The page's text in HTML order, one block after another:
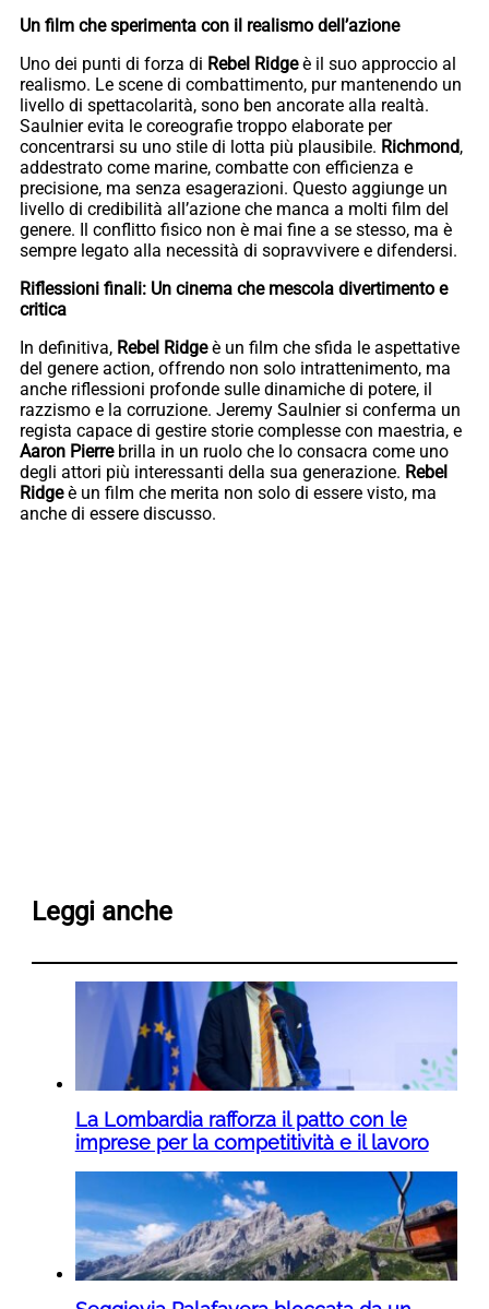
Un film che sperimenta con il realismo dell’azione
Uno dei punti di forza di Rebel Ridgeè il suo approccio al
realismo. Le scene di combattimento, pur mantenendo un
livello di spettacolarità, sono ben ancorate alla realtà.
Saulnier evita le coreografie troppo elaborate per
concentrarsi su uno stile di lotta più plausibile. Richmond,
addestrato come marine, combatte con efficienza e
precisione, ma senza esagerazioni. Questo aggiunge un
livello di credibilità all’azione che manca a molti film del
genere. Il conflitto fisico non è mai fine a se stesso, ma è
sempre legato alla necessità di sopravvivere e difendersi.
Riflessioni finali: Un cinema che mescola divertimento e
critica
In definitiva, Rebel Ridgeè un film che sfida le aspettative
del genere action, offrendo non solo intrattenimento, ma
anche riflessioni profonde sulle dinamiche di potere, il
razzismo e la corruzione. Jeremy Saulnier si conferma un
regista capace di gestire storie complesse con maestria, e
Aaron Pierrebrilla in un ruolo che lo consacra come uno
degli attori più interessanti della sua generazione. Rebel
Ridgeè un film che merita non solo di essere visto, ma
anche di essere discusso.
Leggi anche
La Lombardia rafforza il patto con le
imprese per la competitività e il lavoro